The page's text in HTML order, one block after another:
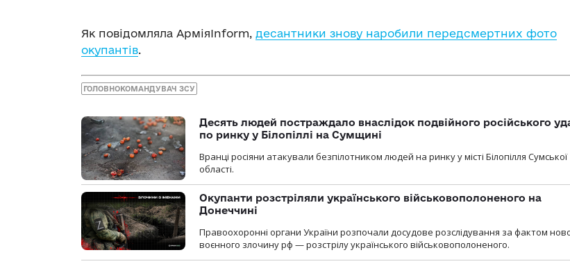
Як повідомляла АрміяInform, десантники знову наробили передсмертних фото
окупантів.
ГОЛОВНОКОМАНДУВАЧ ЗСУ
Десять людей постраждало внаслідок подвійного російського
по ринку у Білопіллі на Сумщині
Вранці росіяни атакували безпілотником людей на ринку у місті Білопілля Сумської
області.
Окупанти розстріляли українського військовополоненого на
Донеччині
Правоохоронні органи України розпочали досудове розслідування за фактом
воєнного злочину рф — розстрілу українського військовополоненого.